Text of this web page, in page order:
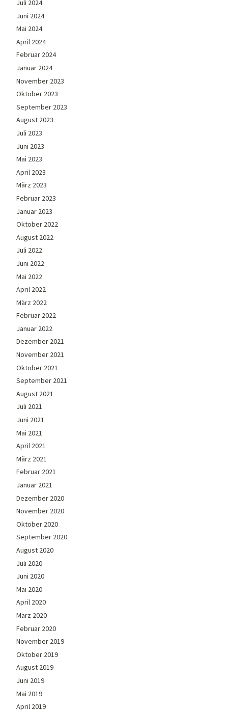
Juli 2024
Juni 2024
Mai 2024
April 2024
Februar 2024
Januar 2024
November 2023
Oktober 2023
September 2023
August 2023
Juli 2023
Juni 2023
Mai 2023
April 2023
März 2023
Februar 2023
Januar 2023
Oktober 2022
August 2022
Juli 2022
Juni 2022
Mai 2022
April 2022
März 2022
Februar 2022
Januar 2022
Dezember 2021
November 2021
Oktober 2021
September 2021
August 2021
Juli 2021
Juni 2021
Mai 2021
April 2021
März 2021
Februar 2021
Januar 2021
Dezember 2020
November 2020
Oktober 2020
September 2020
August 2020
Juli 2020
Juni 2020
Mai 2020
April 2020
März 2020
Februar 2020
November 2019
Oktober 2019
August 2019
Juni 2019
Mai 2019
April 2019